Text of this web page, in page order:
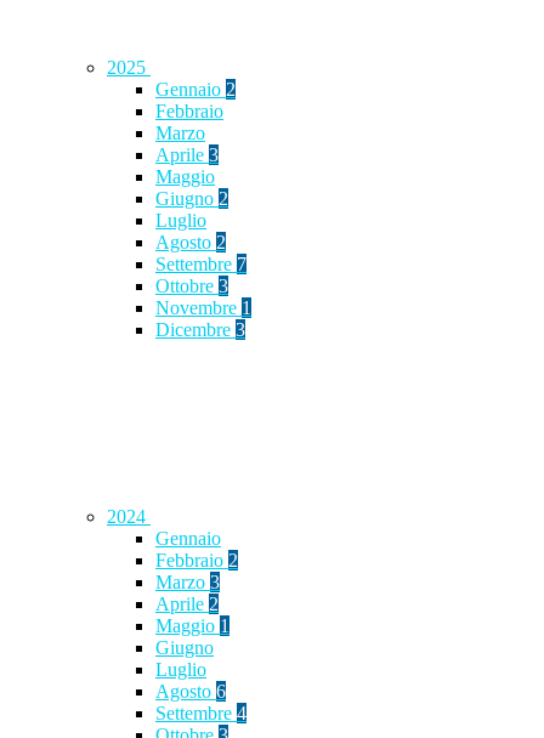
2025
Gennaio 2
Febbraio
Marzo
Aprile 3
Maggio
Giugno 2
Luglio
Agosto 2
Settembre 7
Ottobre 3
Novembre 1
Dicembre 3
2024
Gennaio
Febbraio 2
Marzo 3
Aprile 2
Maggio 1
Giugno
Luglio
Agosto 6
Settembre 4